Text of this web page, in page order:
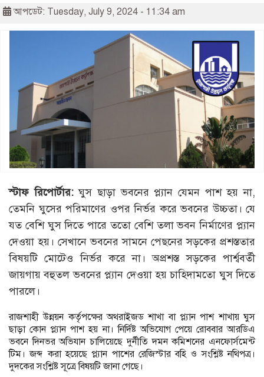
আপডেট: Tuesday, July 9, 2024 - 11:34 am
স্টাফ রিপোর্টার:ঘুস ছাড়া ভবনের প্ল্যান যেমন পাশ হয় না,
তেমনি ঘুসের পরিমাণের ওপর নির্ভর করে ভবনের উচ্চতা। যে
যত বেশি ঘুস দিতে পারে ততো বেশি তলা ভবন নির্মাণের প্ল্যান
দেওয়া হয়। সেখানে ভবনের সামনে পেছনের সড়কের প্রশস্ততার
বিষয়টি মোটেও নির্ভর করে না। অপ্রশস্ত সড়কের পার্শ্ববর্তী
জায়গায় বহুতল ভবনের প্ল্যান দেওয়া হয় চাহিদামতো ঘুস দিতে
পারলে।
রাজশাহী উন্নয়ন কর্তৃপক্ষের অথরাইজড শাখা বা প্ল্যান পাশ শাখায় ঘুস
ছাড়া কোন প্ল্যান পাশ হয় না। নির্দিষ্ট অভিযোগ পেয়ে রোববার আরডিএ
ভবনে দিনভর অভিযান চালিয়েছে দুর্নীতি দমন কমিশনের এনফোর্সমেন্ট
টিম। জব্দ করা হয়েছে প্ল্যান পাশের রেজিস্টার বহি ও সংশ্লিষ্ট নথিপত্র।
দুদকের সংশ্লিষ্ট সূত্রে বিষয়টি জানা গেছে।